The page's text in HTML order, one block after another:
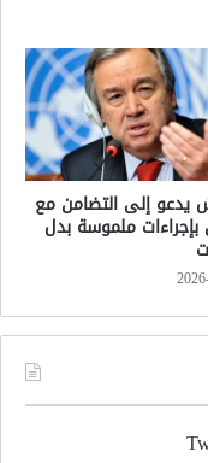
يدعو إلى التضامن مع
بإجراءات ملموسة بدل